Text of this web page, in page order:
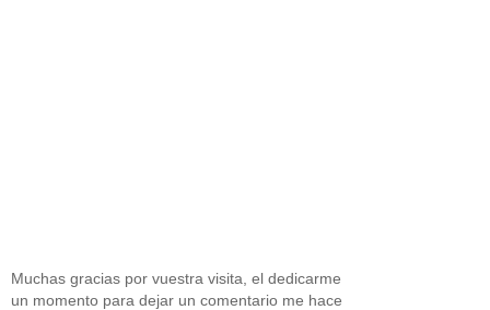
Muchas gracias por vuestra visita, el dedicarme
un momento para dejar un comentario me hace